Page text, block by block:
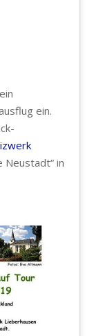
ein.
Neustadt“ in